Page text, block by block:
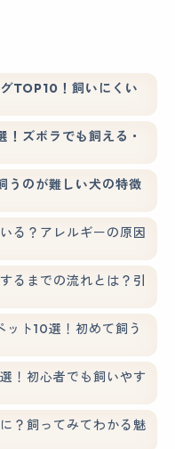
TOP10！飼いにくい
ズボラでも飼える・
うのが難しい犬の特徴
る？アレルギーの原因
るまでの流れとは？引
ット10選！初めて飼う
！初心者でも飼いやす
？飼ってみてわかる魅